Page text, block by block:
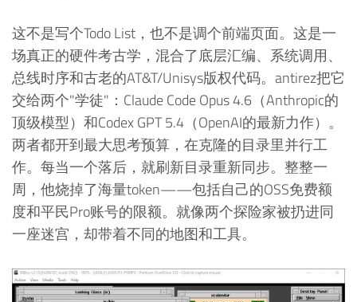
这不是写个Todo List，也不是调个前端页面。这是一
场真正的硬件考古学，混合了底层汇编、系统调用、
总线时序和古老的AT&T/Unisys版权代码。antirez把它
交给两个"学徒"：Claude Code Opus 4.6（Anthropic的
顶级模型）和Codex GPT 5.4（OpenAI的最新力作）。
两者都开到最大思考预算，在克隆的目录里并行工
作。每当一个落后，就刷新目录重新同步。整整一
周，他烧掉了海量token——包括自己的OSS免费额
度和平民Pro账号的限额。就像两个探险家被扔进同
一座迷宫，却带着不同的地图和工具。